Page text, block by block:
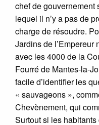
chef de
lequel il n’y a pas de
charge de résoudre.
Jardins de l’Empereur
avec les 4000 de la
Fourré de Mantes-la-
facile d’identifier les
« sauvageons »,
Chevènement, qui
Surtout si les